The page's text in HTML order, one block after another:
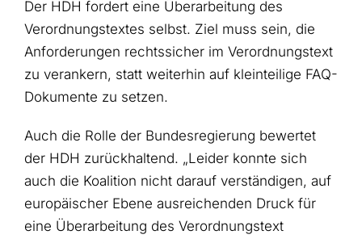
Der HDH fordert eine Überarbeitung des
Verordnungstextes selbst. Ziel muss sein, die
Anforderungen rechtssicher im Verordnungstext
zu verankern, statt weiterhin auf kleinteilige FAQ-
Dokumente zu setzen.
Auch die Rolle der Bundesregierung bewertet
der HDH zurückhaltend. „Leider konnte sich
auch die Koalition nicht darauf verständigen, auf
europäischer Ebene ausreichenden Druck für
eine Überarbeitung des Verordnungstext